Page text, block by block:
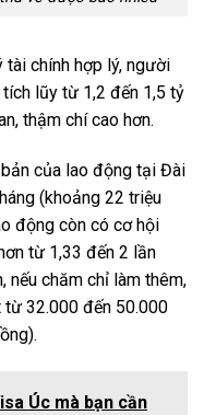
tài chính hợp lý, người
lũy từ 1,2 đến 1,5 tỷ
thậm chí cao hơn.
của lao động tại Đài
(khoảng 22 triệu
động còn có cơ hội
từ 1,33 đến 2 lần
nếu chăm chỉ làm thêm,
từ 32.000 đến 50.000
Úc mà bạn cần